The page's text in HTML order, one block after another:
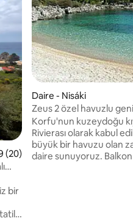
ortalama 4,9 puan, 20
(20)
bir
Daire - Nisáki
Zeus 2 özel havuzlu
Korfu'nun kuzeydoğu
Rivierası olarak kabul
büyük bir havuzu olan
daire sunuyoruz.